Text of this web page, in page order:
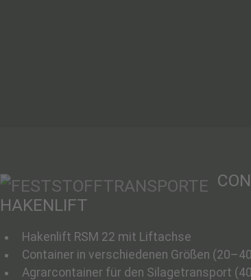
HAKENLIFT
Hakenlift RSM 22 mit Liftachse
Container in verschiedenen Größen
Agrarcontainer für den Silagetransport